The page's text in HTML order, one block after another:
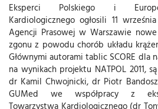
Eksperci Polskiego i
Kardiologicznego ogłosili 11
Agencji Prasowej w Warszawie
zgonu z powodu chorób układu
Głównymi autorami tablic SCORE dla
na wynikach projektu NATPOL 2011,
dr Kamil Chwojnicki, dr Piotr
GUMed we współpracy z
Towarzystwa Kardiologicznego (dr